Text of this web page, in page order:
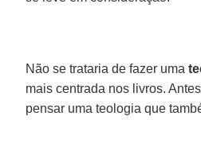
Não se trataria de fazer uma
mais centrada nos livros.
pensar uma teologia que